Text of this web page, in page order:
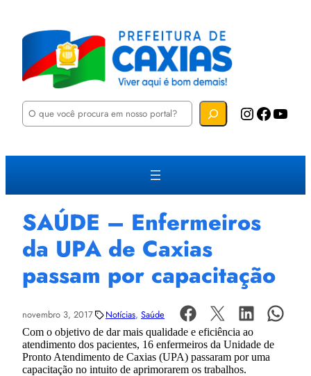
P
u
a
Instagram Facebook YouTube
SAÚDE – Enfermeiros
da UPA de Caxias
passam por capacitação
novembro 3, 2017 Notícias, Saúde
Com o objetivo de dar mais qualidade e eficiência ao
atendimento dos pacientes, 16 enfermeiros da Unidade de
Pronto Atendimento de Caxias (UPA) passaram por uma
capacitação no intuito de aprimorarem os trabalhos.